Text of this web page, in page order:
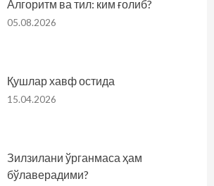
Алгоритм ва тил: ким ғолиб?
05.08.2026
Қушлар хавф остида
15.04.2026
Зилзилани ўрганмаса ҳам
бўлаверадими?